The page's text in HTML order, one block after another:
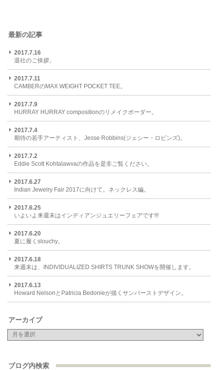
最新の記事
2017.7.16
退社のご挨拶。
2017.7.11
CAMBERのMAX WEIGHT POCKET TEE。
2017.7.9
HURRAY HURRAY compositionのリメイクボーダー。
2017.7.4
期待の若手アーティスト、Jesse Robbins(ジェシー・ロビンズ)。
2017.7.2
Eddie Scott Kohtalawvaの作品を是非ご覧ください。
2017.6.27
Indian Jewelry Fair 2017に向けて。ネックレス編。
2017.6.25
いよいよ来週末はインディアンジュエリーフェアです!!!
2017.6.20
夏に履くslouchy。
2017.6.18
来週末は、INDIVIDUALIZED SHIRTS TRUNK SHOWを開催します。
2017.6.13
Howard NelsonとPatricia Bedonieが描くサンバーストデザイン。
アーカイブ
ブログ内検索